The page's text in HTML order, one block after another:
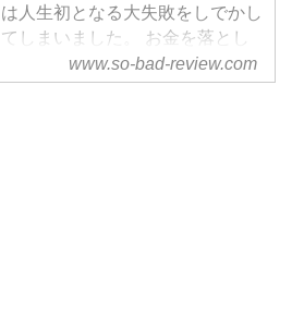
は人生初となる大失敗をしでかし
てしまいました。 お金を落とし
たんです。。。 ¥23,000!!! この
所、毎週月曜日の夜は、仕事を早
www.so-bad-review.com